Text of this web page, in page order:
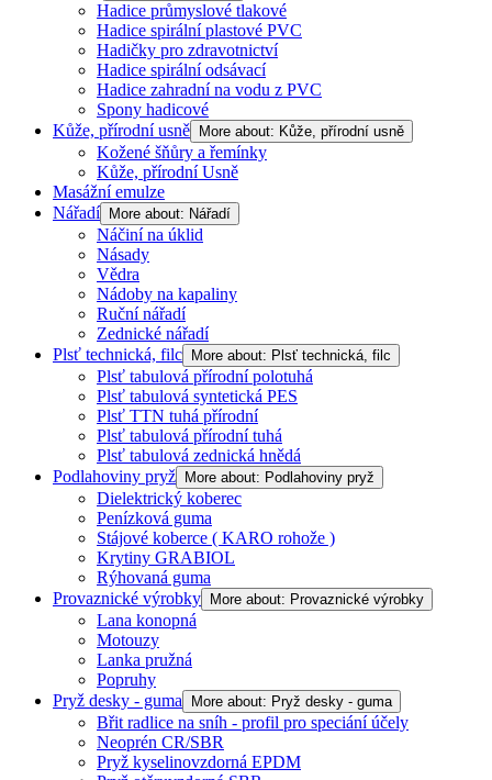
Hadice průmyslové tlakové
Hadice spirální plastové PVC
Hadičky pro zdravotnictví
Hadice spirální odsávací
Hadice zahradní na vodu z PVC
Spony hadicové
Kůže, přírodní usně
More about: Kůže, přírodní usně
Kožené šňůry a řemínky
Kůže, přírodní Usně
Masážní emulze
Nářadí
More about: Nářadí
Náčiní na úklid
Násady
Vědra
Nádoby na kapaliny
Ruční nářadí
Zednické nářadí
Plsť technická, filc
More about: Plsť technická, filc
Plsť tabulová přírodní polotuhá
Plsť tabulová syntetická PES
Plsť TTN tuhá přírodní
Plsť tabulová přírodní tuhá
Plsť tabulová zednická hnědá
Podlahoviny pryž
More about: Podlahoviny pryž
Dielektrický koberec
Penízková guma
Stájové koberce ( KARO rohože )
Krytiny GRABIOL
Rýhovaná guma
Provaznické výrobky
More about: Provaznické výrobky
Lana konopná
Motouzy
Lanka pružná
Popruhy
Pryž desky - guma
More about: Pryž desky - guma
Břit radlice na sníh - profil pro speciání účely
Neoprén CR/SBR
Pryž kyselinovzdorná EPDM